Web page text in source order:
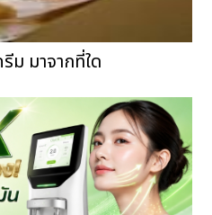
ม มาจากที่ใด